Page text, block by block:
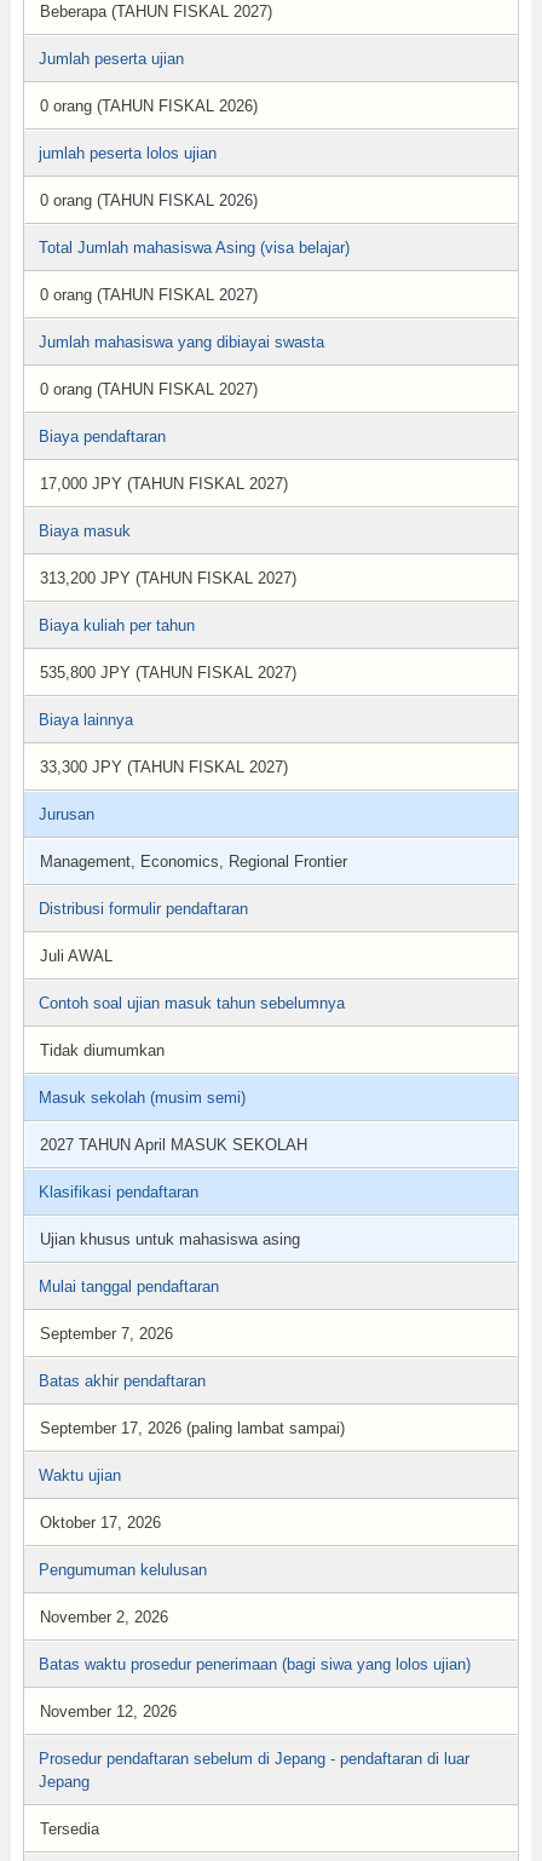
Beberapa (TAHUN FISKAL 2027)
Jumlah peserta ujian
0 orang (TAHUN FISKAL 2026)
jumlah peserta lolos ujian
0 orang (TAHUN FISKAL 2026)
Total Jumlah mahasiswa Asing (visa belajar)
0 orang (TAHUN FISKAL 2027)
Jumlah mahasiswa yang dibiayai swasta
0 orang (TAHUN FISKAL 2027)
Biaya pendaftaran
17,000 JPY (TAHUN FISKAL 2027)
Biaya masuk
313,200 JPY (TAHUN FISKAL 2027)
Biaya kuliah per tahun
535,800 JPY (TAHUN FISKAL 2027)
Biaya lainnya
33,300 JPY (TAHUN FISKAL 2027)
Jurusan
Management, Economics, Regional Frontier
Distribusi formulir pendaftaran
Juli AWAL
Contoh soal ujian masuk tahun sebelumnya
Tidak diumumkan
Masuk sekolah (musim semi)
2027 TAHUN April MASUK SEKOLAH
Klasifikasi pendaftaran
Ujian khusus untuk mahasiswa asing
Mulai tanggal pendaftaran
September 7, 2026
Batas akhir pendaftaran
September 17, 2026 (paling lambat sampai)
Waktu ujian
Oktober 17, 2026
Pengumuman kelulusan
November 2, 2026
Batas waktu prosedur penerimaan (bagi siwa yang lolos ujian)
November 12, 2026
Prosedur pendaftaran sebelum di Jepang - pendaftaran di luar
Jepang
Tersedia